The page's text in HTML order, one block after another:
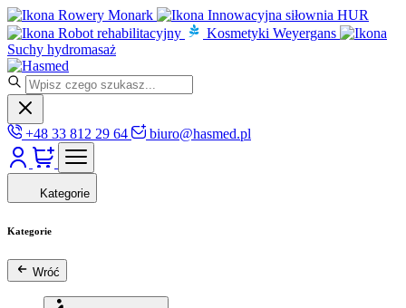
Rowery Monark
Innowacyjna siłownia HUR
Robot rehabilitacyjny
Kosmetyki Weyergans
Suchy hydromasaż
+48 33 812 29 64 biuro@hasmed.pl
Kategorie
Kategorie
Wróć